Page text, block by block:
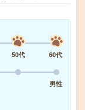
50代
60代
男性